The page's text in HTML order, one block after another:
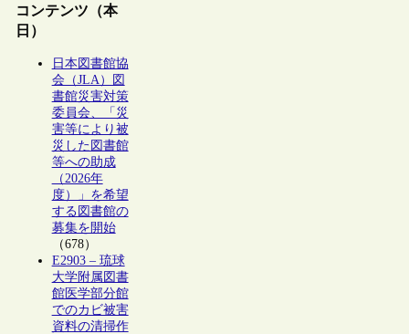
コンテンツ（本
日）
日本図書館協
会（JLA）図
書館災害対策
委員会、「災
害等により被
災した図書館
等への助成
（2026年
度）」を希望
する図書館の
募集を開始
（678）
E2903 – 琉球
大学附属図書
館医学部分館
でのカビ被害
資料の清掃作